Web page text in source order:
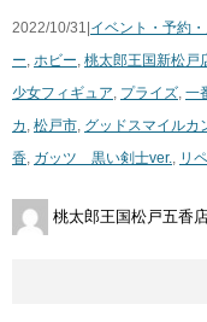
2022/10/31| イベント・予約
ー, ホビー, 桃太郎王国新松戸
少女フィギュア, プライズ, 一
カ , 松戸市, グッドスマイルカ
香, ガッツ 黒い剣士ver., リ
桃太郎王国松戸五香